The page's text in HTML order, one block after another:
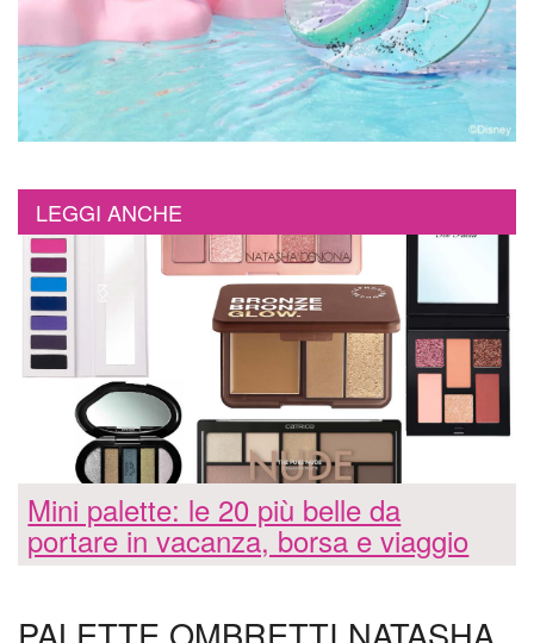
LEGGI ANCHE
Mini palette: le 20 più belle da
portare in vacanza, borsa e viaggio